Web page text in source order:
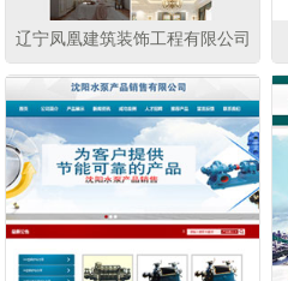
辽宁凤凰建筑装饰工程有限公司